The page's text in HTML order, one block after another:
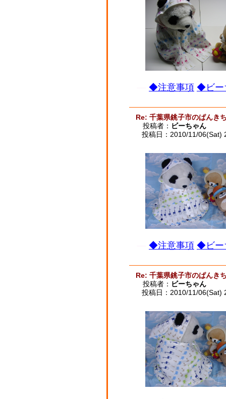
◆注意事項 ◆ビー
Re: 千葉県銚子市のぱんき
投稿者： ビーちゃん
投稿日：2010/11/06(Sat)
◆注意事項 ◆ビー
Re: 千葉県銚子市のぱんき
投稿者： ビーちゃん
投稿日：2010/11/06(Sat)